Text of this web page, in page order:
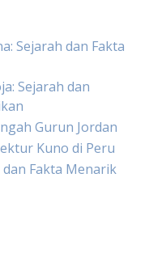
Sejarah dan Fakta
Sejarah dan
Gurun Jordan
Kuno di Peru
Fakta Menarik